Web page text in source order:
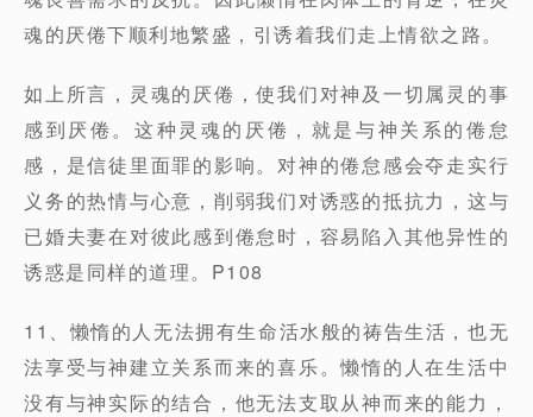
魂的厌倦下顺利地繁盛，引诱着我们走上情欲之路。
如上所言，灵魂的厌倦，使我们对神及一切属灵的事
感到厌倦。这种灵魂的厌倦，就是与神关系的倦怠
感，是信徒里面罪的影响。对神的倦怠感会夺走实行
义务的热情与心意，削弱我们对诱惑的抵抗力，这与
已婚夫妻在对彼此感到倦怠时，容易陷入其他异性的
诱惑是同样的道理。P108
11、懒惰的人无法拥有生命活水般的祷告生活，也无
法享受与神建立关系而来的喜乐。懒惰的人在生活中
没有与神实际的结合，他无法支取从神而来的能力，